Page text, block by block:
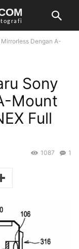
Dengan A-
Sony
Mount
Full
1
1087